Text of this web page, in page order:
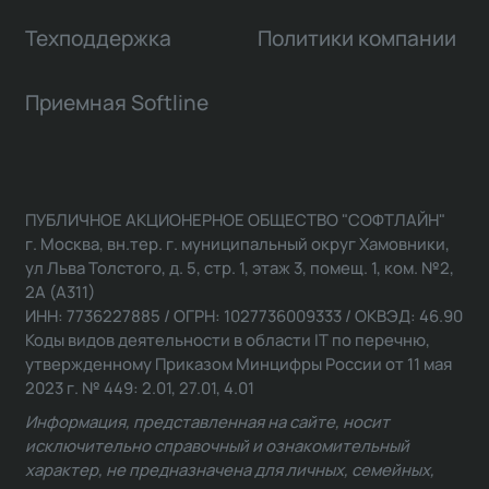
Техподдержка Политики компании
Приемная Softline
ПУБЛИЧНОЕ АКЦИОНЕРНОЕ ОБЩЕСТВО "СОФТЛАЙН"
г. Москва, вн.тер. г. муниципальный округ Хамовники,
ул Льва Толстого, д. 5, стр. 1, этаж 3, помещ. 1, ком. №2,
2А (А311)
ИНН: 7736227885 / ОГРН: 1027736009333 / ОКВЭД: 46.90
Коды видов деятельности в области IT по перечню,
утвержденному Приказом Минцифры России от 11 мая
2023 г. № 449: 2.01, 27.01, 4.01
Информация, представленная на сайте, носит
исключительно справочный и ознакомительный
характер, не предназначена для личных, семейных,